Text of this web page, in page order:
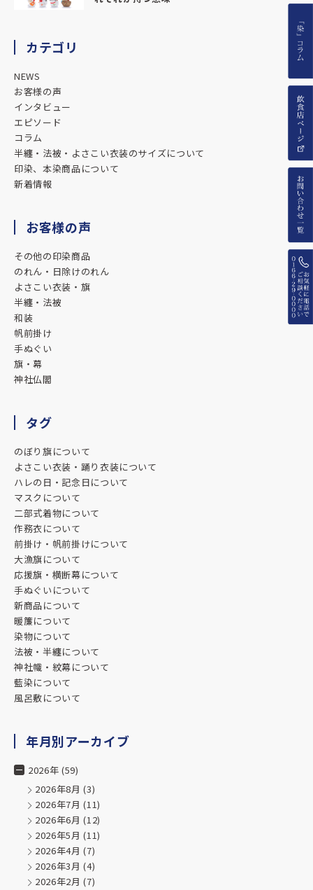
カテゴリ
NEWS
お客様の声
インタビュー
エピソード
コラム
半纏・法被・よさこい衣装のサイズについて
印染、本染商品について
新着情報
お客様の声
その他の印染商品
のれん・日除けのれん
よさこい衣装・旗
半纏・法被
和装
帆前掛け
手ぬぐい
旗・幕
神社仏閣
タグ
のぼり旗について
よさこい衣装・踊り衣装について
ハレの日・記念日について
マスクについて
二部式着物について
作務衣について
前掛け・帆前掛けについて
大漁旗について
応援旗・横断幕について
手ぬぐいについて
新商品について
暖簾について
染物について
法被・半纏について
神社幟・紋幕について
藍染について
風呂敷について
年月別アーカイブ
2026年 (59)
2026年8月 (3)
2026年7月 (11)
2026年6月 (12)
2026年5月 (11)
2026年4月 (7)
2026年3月 (4)
2026年2月 (7)